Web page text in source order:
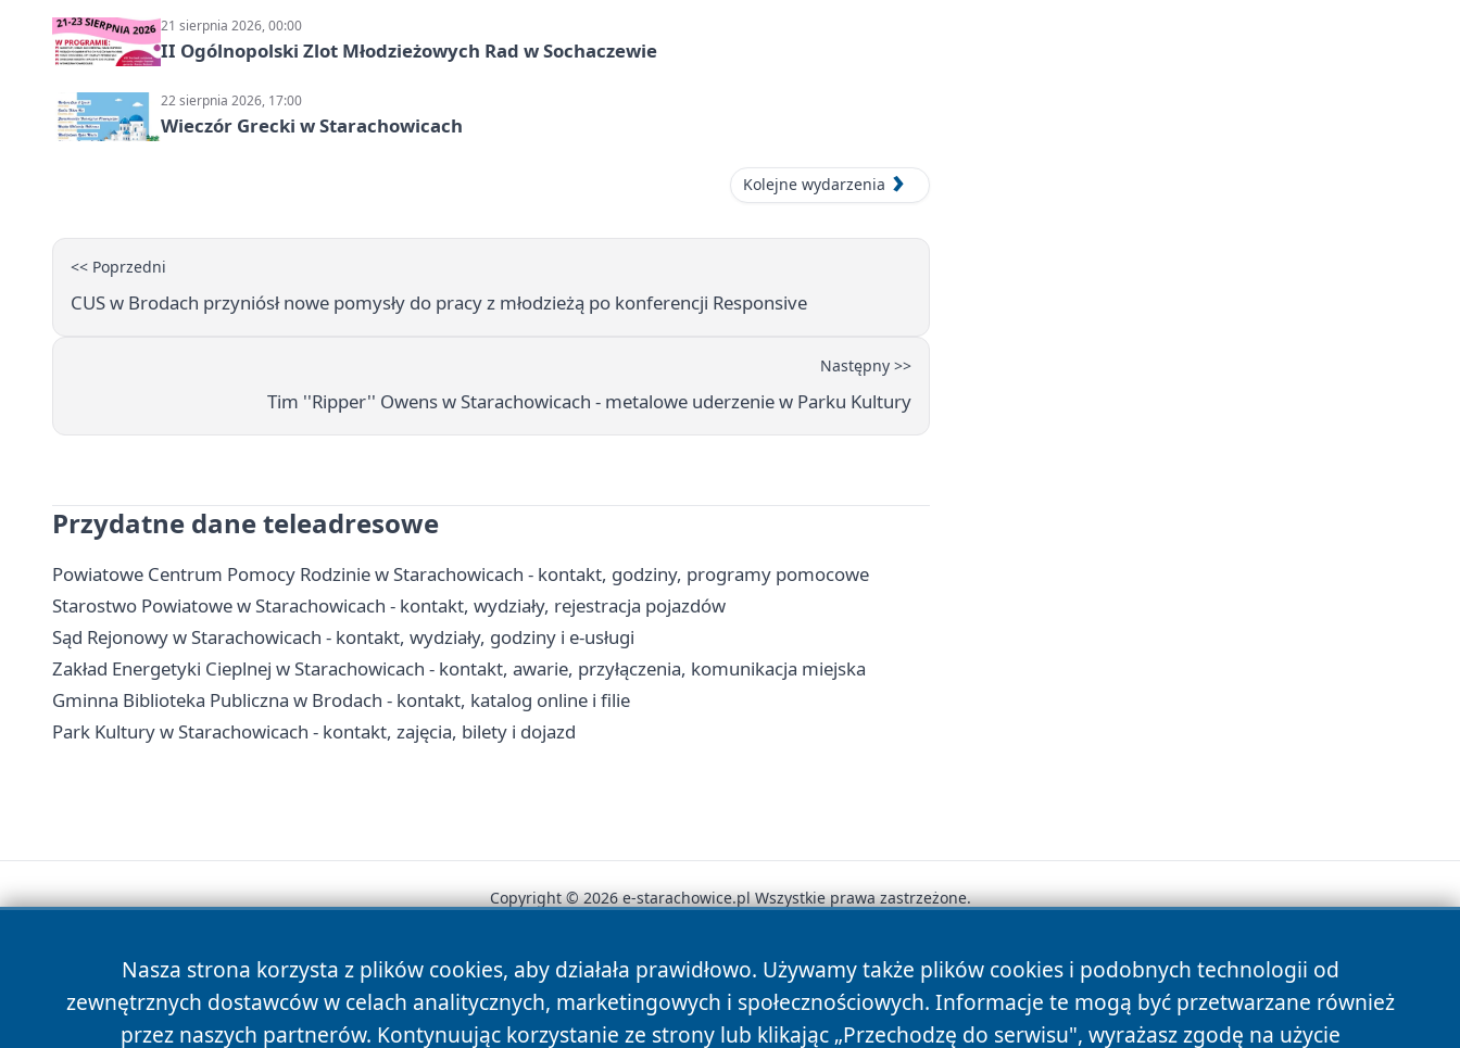
21 sierpnia 2026, 00:00
II Ogólnopolski Zlot Młodzieżowych Rad w Sochaczewie
22 sierpnia 2026, 17:00
Wieczór Grecki w Starachowicach
Kolejne wydarzenia
<< Poprzedni
CUS w Brodach przyniósł nowe pomysły do pracy z młodzieżą po konferencji Responsive
Następny >>
Tim ''Ripper'' Owens w Starachowicach - metalowe uderzenie w Parku Kultury
Przydatne dane teleadresowe
Powiatowe Centrum Pomocy Rodzinie w Starachowicach - kontakt, godziny, programy pomocowe
Starostwo Powiatowe w Starachowicach - kontakt, wydziały, rejestracja pojazdów
Sąd Rejonowy w Starachowicach - kontakt, wydziały, godziny i e-usługi
Zakład Energetyki Cieplnej w Starachowicach - kontakt, awarie, przyłączenia, komunikacja miejska
Gminna Biblioteka Publiczna w Brodach - kontakt, katalog online i filie
Park Kultury w Starachowicach - kontakt, zajęcia, bilety i dojazd
Nasza strona korzysta z plików cookies, aby działała prawidłowo. Używamy także plików cookies i podobnych technologii od
zewnętrznych dostawców w celach analitycznych, marketingowych i społecznościowych. Informacje te mogą być przetwarzane również
przez naszych partnerów. Kontynuując korzystanie ze strony lub klikając „Przechodzę do serwisu", wyrażasz zgodę na użycie
Copyright © 2026 e-starachowice.pl Wszystkie prawa zastrzeżone.
News Autorzy Polityka Prywatności Polityka Cookies